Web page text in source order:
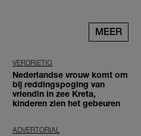
MEER
VERDRIETIG
Nederlandse vrouw komt om
bij reddingspoging van
vriendin in zee Kreta,
kinderen zien het gebeuren
ADVERTORIAL